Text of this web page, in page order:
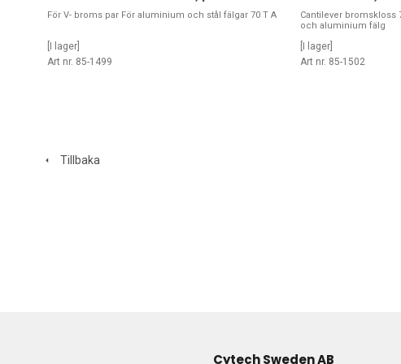
För V- broms par För aluminium och stål fälgar 70 T A
[I lager]
Art nr. 85-1499
Cantilever bromskloss
och aluminium fälg
[I lager]
Art nr. 85-1502
Tillbaka
Cytech Sweden AB